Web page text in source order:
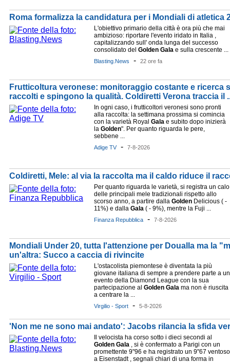
Roma formalizza la candidatura per i Mondiali di atletica
L'obiettivo primario della città è ora più che mai
ambizioso: riportare l'evento iridato in Italia ,
capitalizzando sull' onda lunga del successo
consolidato del Golden Gala e sulla crescente ...
Blasting.News - 22 ore fa
Frutticoltura veronese: monitoraggio costante e ricerca
raccolti e spingono la qualità. Coldiretti Verona traccia il
In ogni caso, i frutticoltori veronesi sono pronti
alla raccolta: la settimana prossima si comincia
con la varietà Royal Gala e subito dopo inizierà
la Golden". Per quanto riguarda le pere,
sebbene ...
Adige TV- 7-8-2026
Coldiretti, Mele: al via la raccolta ma il caldo riduce il
Per quanto riguarda le varietà, si registra un calo
delle principali mele tradizionali rispetto allo
scorso anno, a partire dalla Golden Delicious ( -
11%) e dalla Gala ( - 9%), mentre la Fuji ...
Finanza Repubblica - 7-8-2026
Mondiali Under 20, tutta l'attenzione per Doualla ma la
un'altra: Succo a caccia di rivincite
L'ostacolista piemontese è diventata la più
giovane italiana di sempre a prendere parte a un
evento della Diamond League con la sua
partecipazione al Golden Gala ma non è riuscita
a centrare la ...
Virgilio - Sport - 5-8-2026
'Non me ne sono mai andato': Jacobs rilancia la sfida
Il velocista ha corso sotto i dieci secondi al
Golden Gala , si è confermato a Parigi con un
promettente 9"96 e ha registrato un 9"67 ventoso
a Eisenstadt , segnali chiari di una forma in